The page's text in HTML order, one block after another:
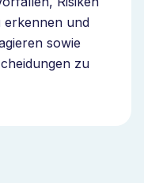
Sie
skalieren die
erkennen und
sowie
zu